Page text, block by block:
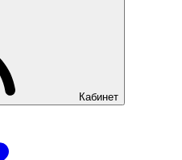
Кабинет